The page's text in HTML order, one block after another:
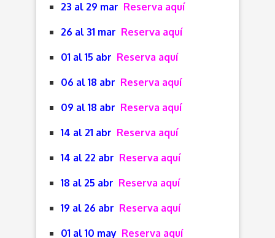
23 al 29 mar Reserva aquí
26 al 31 mar Reserva aquí
01 al 15 abr Reserva aquí
06 al 18 abr Reserva aquí
09 al 18 abr Reserva aquí
14 al 21 abr Reserva aquí
14 al 22 abr Reserva aquí
18 al 25 abr Reserva aquí
19 al 26 abr Reserva aquí
01 al 10 may Reserva aquí